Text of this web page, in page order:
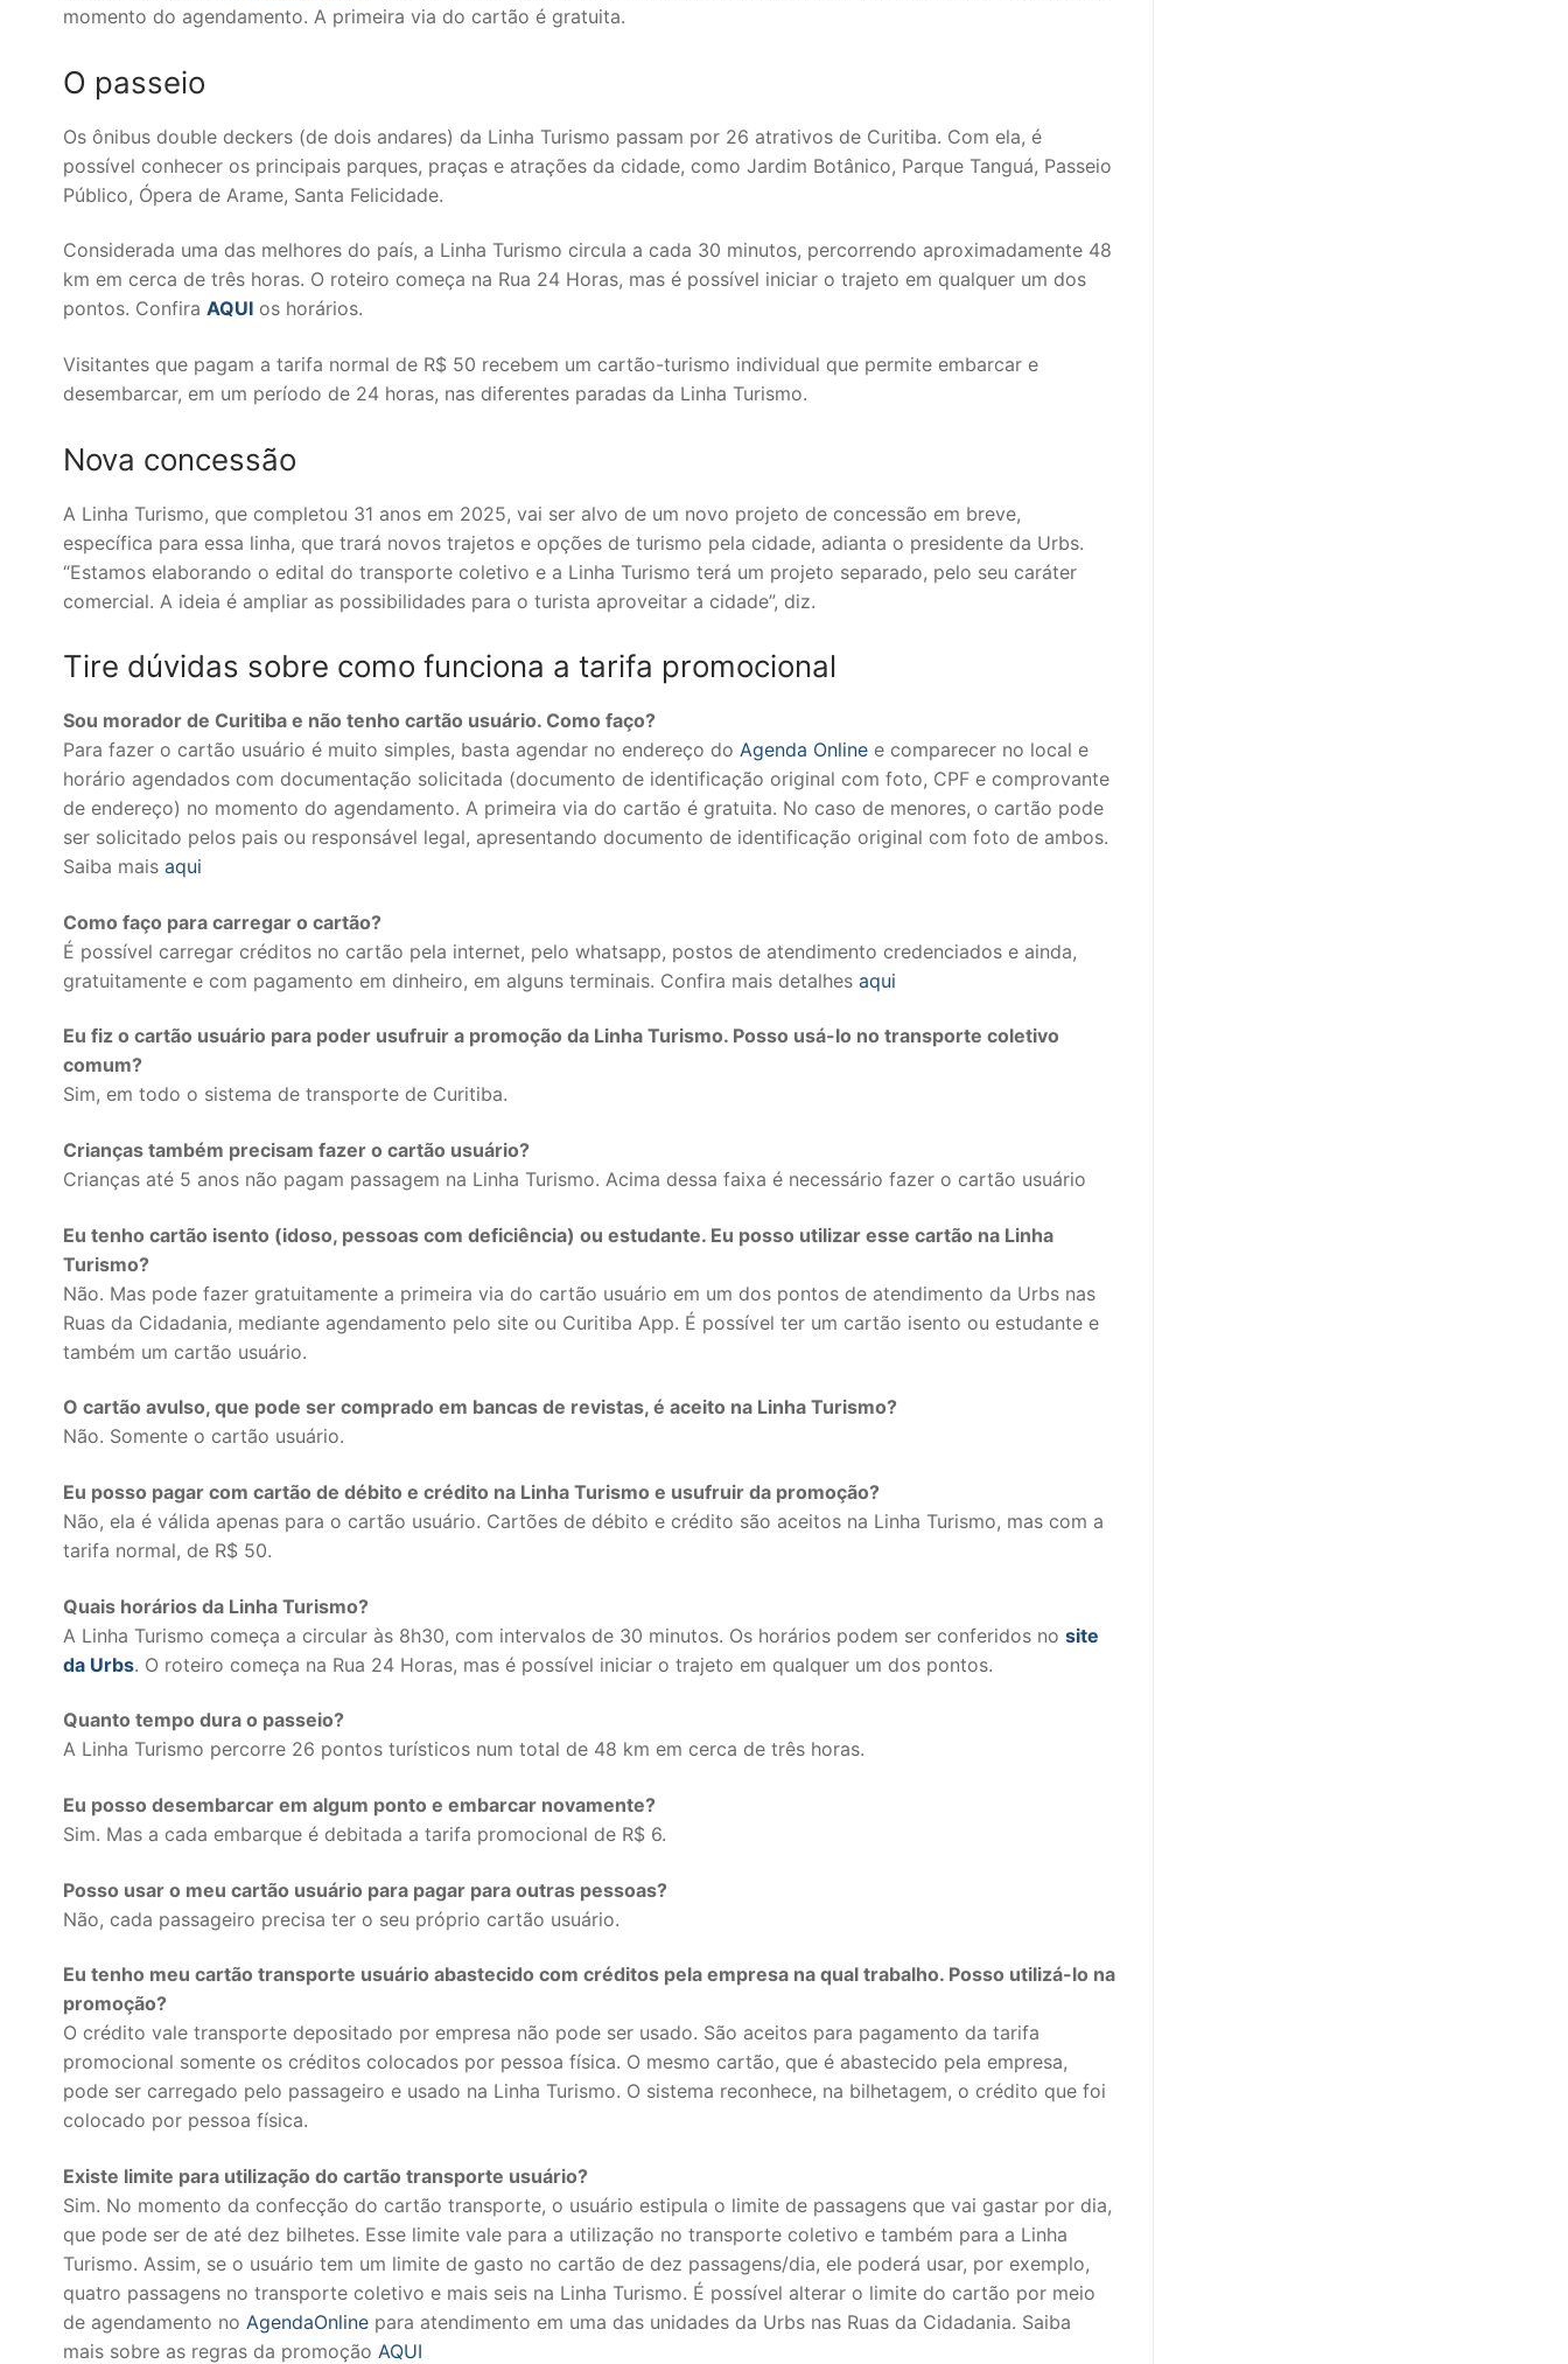
momento do agendamento. A primeira via do cartão é gratuita.
O passeio
Os ônibus double deckers (de dois andares) da Linha Turismo passam por 26 atrativos de Curitiba. Com ela, é
possível conhecer os principais parques, praças e atrações da cidade, como Jardim Botânico, Parque Tanguá, Passeio
Público, Ópera de Arame, Santa Felicidade.
Considerada uma das melhores do país, a Linha Turismo circula a cada 30 minutos, percorrendo aproximadamente 48
km em cerca de três horas. O roteiro começa na Rua 24 Horas, mas é possível iniciar o trajeto em qualquer um dos
pontos. Confira AQUI os horários.
Visitantes que pagam a tarifa normal de R$ 50 recebem um cartão-turismo individual que permite embarcar e
desembarcar, em um período de 24 horas, nas diferentes paradas da Linha Turismo.
Nova concessão
A Linha Turismo, que completou 31 anos em 2025, vai ser alvo de um novo projeto de concessão em breve,
específica para essa linha, que trará novos trajetos e opções de turismo pela cidade, adianta o presidente da Urbs.
“Estamos elaborando o edital do transporte coletivo e a Linha Turismo terá um projeto separado, pelo seu caráter
comercial. A ideia é ampliar as possibilidades para o turista aproveitar a cidade”, diz.
Tire dúvidas sobre como funciona a tarifa promocional
Sou morador de Curitiba e não tenho cartão usuário. Como faço?
Para fazer o cartão usuário é muito simples, basta agendar no endereço do Agenda Online e comparecer no local e
horário agendados com documentação solicitada (documento de identificação original com foto, CPF e comprovante
de endereço) no momento do agendamento. A primeira via do cartão é gratuita. No caso de menores, o cartão pode
ser solicitado pelos pais ou responsável legal, apresentando documento de identificação original com foto de ambos.
Saiba mais aqui
Como faço para carregar o cartão?
É possível carregar créditos no cartão pela internet, pelo whatsapp, postos de atendimento credenciados e ainda,
gratuitamente e com pagamento em dinheiro, em alguns terminais. Confira mais detalhes aqui
Eu fiz o cartão usuário para poder usufruir a promoção da Linha Turismo. Posso usá-lo no transporte coletivo
comum?
Sim, em todo o sistema de transporte de Curitiba.
Crianças também precisam fazer o cartão usuário?
Crianças até 5 anos não pagam passagem na Linha Turismo. Acima dessa faixa é necessário fazer o cartão usuário
Eu tenho cartão isento (idoso, pessoas com deficiência) ou estudante. Eu posso utilizar esse cartão na Linha
Turismo?
Não. Mas pode fazer gratuitamente a primeira via do cartão usuário em um dos pontos de atendimento da Urbs nas
Ruas da Cidadania, mediante agendamento pelo site ou Curitiba App. É possível ter um cartão isento ou estudante e
também um cartão usuário.
O cartão avulso, que pode ser comprado em bancas de revistas, é aceito na Linha Turismo?
Não. Somente o cartão usuário.
Eu posso pagar com cartão de débito e crédito na Linha Turismo e usufruir da promoção?
Não, ela é válida apenas para o cartão usuário. Cartões de débito e crédito são aceitos na Linha Turismo, mas com a
tarifa normal, de R$ 50.
Quais horários da Linha Turismo?
A Linha Turismo começa a circular às 8h30, com intervalos de 30 minutos. Os horários podem ser conferidos no site
da Urbs. O roteiro começa na Rua 24 Horas, mas é possível iniciar o trajeto em qualquer um dos pontos.
Quanto tempo dura o passeio?
A Linha Turismo percorre 26 pontos turísticos num total de 48 km em cerca de três horas.
Eu posso desembarcar em algum ponto e embarcar novamente?
Sim. Mas a cada embarque é debitada a tarifa promocional de R$ 6.
Posso usar o meu cartão usuário para pagar para outras pessoas?
Não, cada passageiro precisa ter o seu próprio cartão usuário.
Eu tenho meu cartão transporte usuário abastecido com créditos pela empresa na qual trabalho. Posso utilizá-lo na
promoção?
O crédito vale transporte depositado por empresa não pode ser usado. São aceitos para pagamento da tarifa
promocional somente os créditos colocados por pessoa física. O mesmo cartão, que é abastecido pela empresa,
pode ser carregado pelo passageiro e usado na Linha Turismo. O sistema reconhece, na bilhetagem, o crédito que foi
colocado por pessoa física.
Existe limite para utilização do cartão transporte usuário?
Sim. No momento da confecção do cartão transporte, o usuário estipula o limite de passagens que vai gastar por dia,
que pode ser de até dez bilhetes. Esse limite vale para a utilização no transporte coletivo e também para a Linha
Turismo. Assim, se o usuário tem um limite de gasto no cartão de dez passagens/dia, ele poderá usar, por exemplo,
quatro passagens no transporte coletivo e mais seis na Linha Turismo. É possível alterar o limite do cartão por meio
de agendamento no AgendaOnline para atendimento em uma das unidades da Urbs nas Ruas da Cidadania. Saiba
mais sobre as regras da promoção AQUI